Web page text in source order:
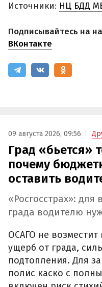
Источники: НЦ БДД
Подписывайтесь на
ВКонтакте
09 августа 2026, 09:56
Град «бьется»
почему
оставить
«Росгосстрах»:
града водителю
ОСАГО не
ущерб от града,
подтопления. Для
полис каско с